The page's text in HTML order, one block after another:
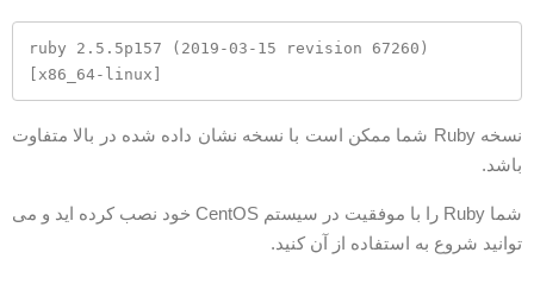
ruby 2.5.5p157 (2019-03-15 revision 67260)
[x86_64-linux]
نسخه Ruby شما ممکن است با نسخه نشان داده شده در بالا متفاوت
شما Ruby را با موفقیت در سیستم CentOS خود نصب کرده اید و می
شروع به استفاده از آن کنید.